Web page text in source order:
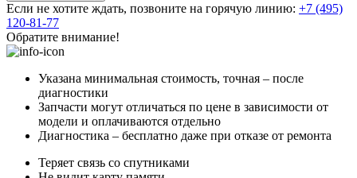
Если не хотите ждать, позвоните на горячую линию: +7 (495)
120-81-77
Обратите внимание!
Указана минимальная стоимость, точная – после
диагностики
Запчасти могут отличаться по цене в зависимости от
модели и оплачиваются отдельно
Диагностика – бесплатно даже при отказе от ремонта
Теряет связь со спутниками